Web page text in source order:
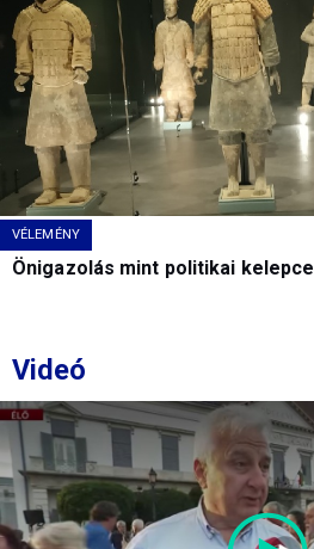
VÉLEMÉNY
Önigazolás mint politikai kelepce
Videó